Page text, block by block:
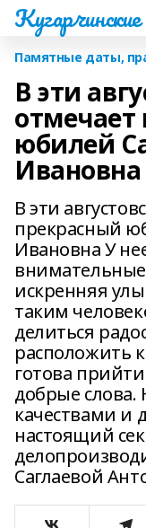
Памятные даты,
В эти
отмечает
юбилей
Ивановна
В эти
прекрасный
Ивановна У
внимательные
искренняя
таким
делиться
расположить к
готова
добрые
качествами и
настоящий
Саглаевой